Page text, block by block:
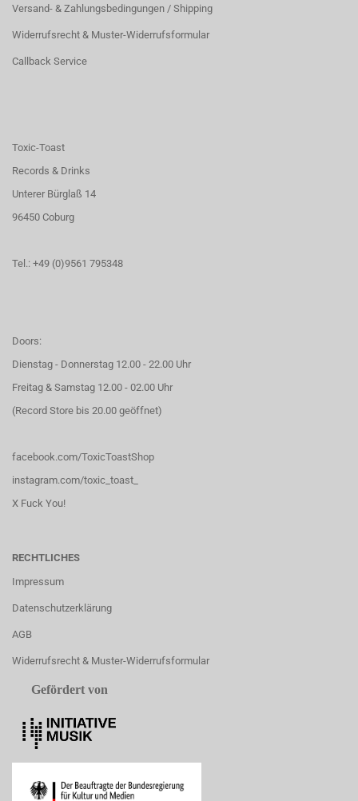
Versand- & Zahlungsbedingungen / Shipping
Widerrufsrecht & Muster-Widerrufsformular
Callback Service
Toxic-Toast
Records & Drinks
Unterer Bürglaß 14
96450 Coburg
Tel.: +49 (0)9561 795348
Doors:
Dienstag - Donnerstag 12.00 - 22.00 Uhr
Freitag & Samstag 12.00 - 02.00 Uhr
(Record Store bis 20.00 geöffnet)
facebook.com/ToxicToastShop
instagram.com/toxic_toast_
X Fuck You!
RECHTLICHES
Impressum
Datenschutzerklärung
AGB
Widerrufsrecht & Muster-Widerrufsformular
Gefördert von